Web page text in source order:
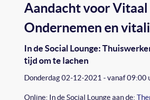
Aandacht voor Vitaal
Ondernemen en
In de Social Lounge:
tijd om te lachen
Donderdag 02-12-2021 - vanaf 09:00
Online: In de Social Lounge aan de: